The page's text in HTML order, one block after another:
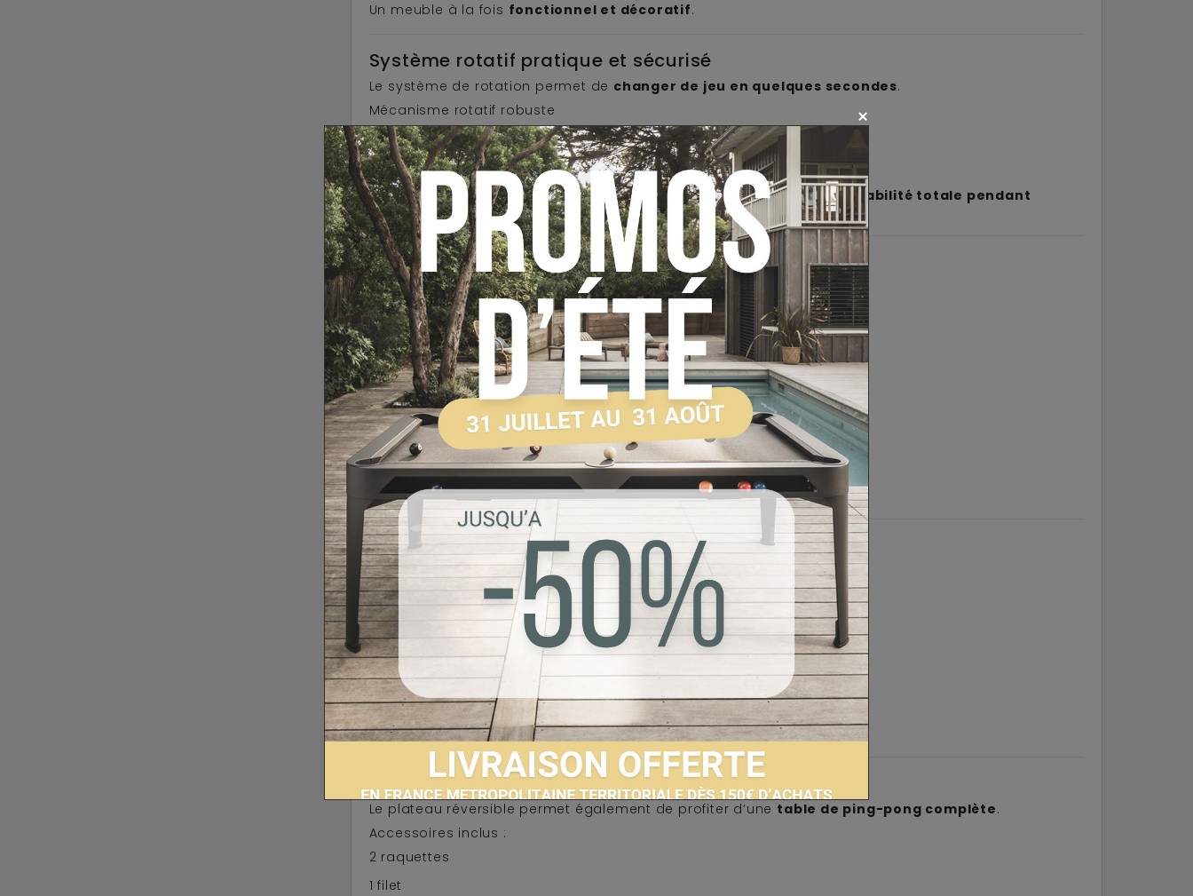
Un meuble à la fois fonctionnel et décoratif.
Système rotatif pratique et sécurisé
Le système de rotation permet de changer de jeu en quelques secondes.
Mécanisme rotatif robuste
Rotation fluide et sans effort
4 verrous de sécuritépour un maintien parfait
Vous passez d’un jeu à l’autre rapidement tout en garantissant une
stabilité totale pendant
l’utilisation
Un billard américain 7FT performant
Surface de jeu :162 x 85 cm
Tapis noir (mélange laine/nylon) pour une glisse rapide
Bandes K55 pour des rebonds précis
Accessoires inclus :
2 queues de billard (145 cm)
1 jeu de billes américaines
1 triangle
1 brosse
Un air hockey électrique dynamique
Transformez votre table en véritable table de air hockey
grâce à :
Soufflerie électrique220V pour un jeu rapide et fluide
Câble d’alimentation : 1,30 m
Accessoires inclus :
2 poussoirs
1 palet
Idéal pour des parties rapides et fun entre amis ou en famille.
Une table de ping-pong intégrée
Le plateau réversible permet également de profiter d’une table de ping-pong complète.
Accessoires inclus :
2 raquettes
1 filet